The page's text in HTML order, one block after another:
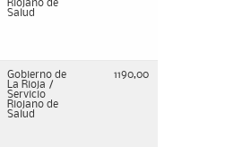
Riojano de
Salud
Gobierno de
La Rioja /
Servicio
Riojano de
Salud
1190,00